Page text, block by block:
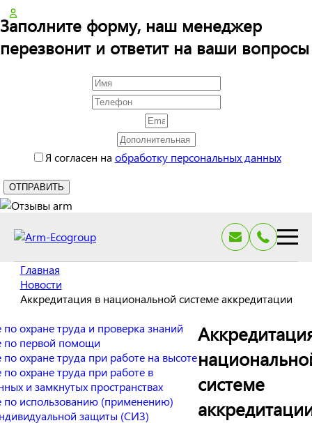
Заполните форму, наш менеджер
перезвонит и ответит на ваши вопросы
Я согласен на обработку персональных данных
Главная
Новости
Аккредитация в национальной системе аккредитации
охране труда и проверка знаний
по первой помощи
охране труда при работе на высоте
охране труда при работе в
и замкнутых пространствах
по использованию (применению)
защиты (СИЗ)
системе